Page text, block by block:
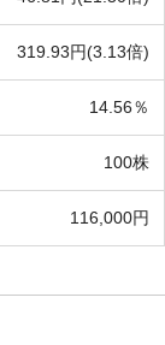
319.93円(3.13倍)
14.56％
100株
116,000円